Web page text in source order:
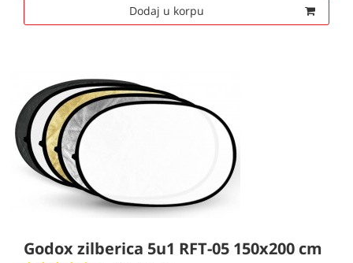
Dodaj u korpu
Godox zilberica 5u1 RFT-05 150x200 cm